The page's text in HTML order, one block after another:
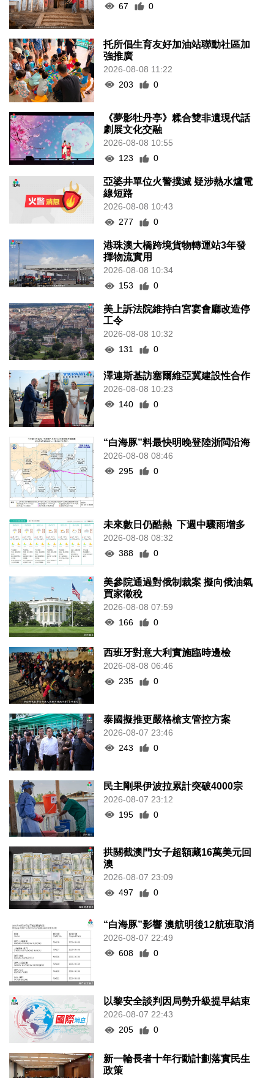
67
0
托所倡生育友好加油站聯動社區加
強推廣
2026-08-08 11:22
203
0
《夢影牡丹亭》糅合雙非遺現代話
劇展文化交融
2026-08-08 10:55
123
0
亞婆井單位火警撲滅 疑涉熱水爐電
線短路
2026-08-08 10:43
277
0
港珠澳大橋跨境貨物轉運站3年發
揮物流實用
2026-08-08 10:34
153
0
美上訴法院維持白宮宴會廳改造停
工令
2026-08-08 10:32
131
0
澤連斯基訪塞爾維亞冀建設性合作
2026-08-08 10:23
140
0
“白海豚”料最快明晚登陸浙閩沿海
2026-08-08 08:46
295
0
未來數日仍酷熱 下週中驟雨增多
2026-08-08 08:32
388
0
美參院通過對俄制裁案 擬向俄油氣
買家徵稅
2026-08-08 07:59
166
0
西班牙對意大利實施臨時邊檢
2026-08-08 06:46
235
0
泰國擬推更嚴格槍支管控方案
2026-08-07 23:46
243
0
民主剛果伊波拉累計突破4000宗
2026-08-07 23:12
195
0
拱關截澳門女子超額藏16萬美元回
澳
2026-08-07 23:09
497
0
“白海豚”影響 澳航明後12航班取消
2026-08-07 22:49
608
0
以黎安全談判因局勢升級提早結束
2026-08-07 22:43
205
0
新一輪長者十年行動計劃落實民生
政策